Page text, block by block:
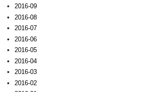
2016-09
2016-08
2016-07
2016-06
2016-05
2016-04
2016-03
2016-02